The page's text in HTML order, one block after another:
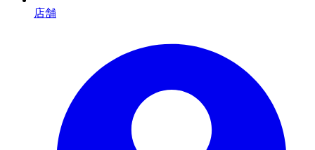
店舗